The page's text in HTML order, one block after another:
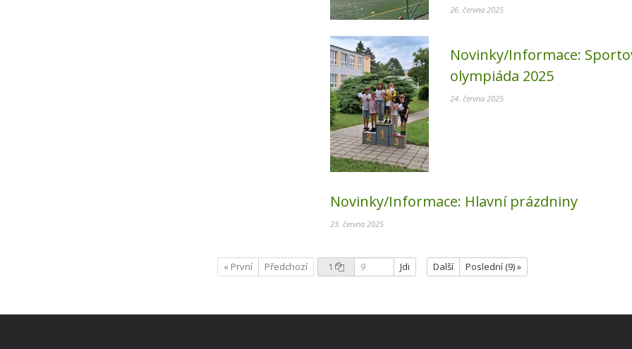
26. června 2025
Novinky/Informace:
olympiáda 2025
24. června 2025
Novinky/Informace: Hlavní prázdniny
23. června 2025
« První Předchozí 1 Jdi Další Poslední (9) »